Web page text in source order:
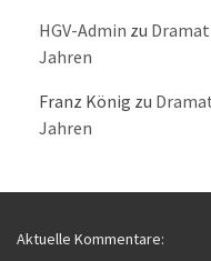
HGV-Admin zu
Jahren
Franz König zu
Jahren
Aktuelle Kommentare: